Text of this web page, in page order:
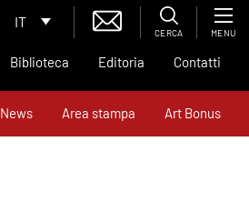
IT
CERCA MENU
Biblioteca Editoria Contatti
News Area stampa Art Bonus